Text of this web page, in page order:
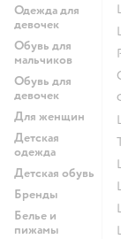
Одежда для
девочек
Обувь для
мальчиков
Обувь для
девочек
Для женщин
Детская
одежда
Детская обувь
Бренды
Белье и
пижамы